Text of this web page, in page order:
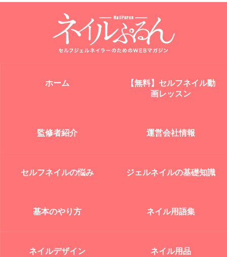
ホーム
【無料】セルフネイル動
画レッスン
監修者紹介 運営会社情報
セルフネイルの悩み ジェルネイルの基礎知識
基本のやり方 ネイル用語集
ネイルデザイン ネイル用品